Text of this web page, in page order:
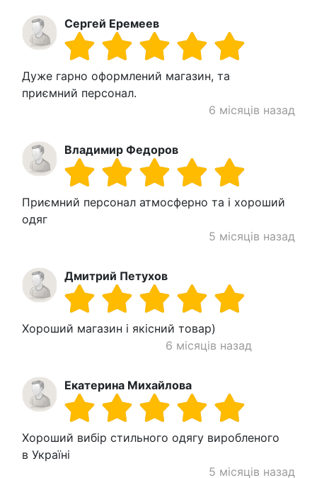
Сергей Еремеев
Дуже гарно оформлений магазин, та
приємний персонал.
6 місяців назад
Владимир Федоров
Приємний персонал атмосферно та і хороший
одяг
5 місяців назад
Дмитрий Петухов
Хороший магазин і якісний товар)
6 місяців назад
Екатерина Михайлова
Хороший вибір стильного одягу виробленого
в Україні
5 місяців назад